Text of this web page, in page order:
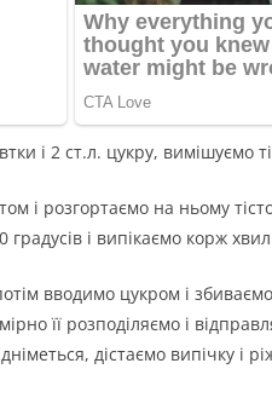
і 2 ст.л. цукру, вимішуємо
і розгортаємо на ньому
градусів і випікаємо корж
вводимо цукром і
її розподіляємо і
дістаємо випічку і